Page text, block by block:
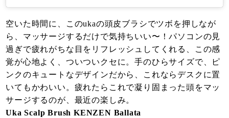
空いた時間に、このukaの頭皮ブラシでツボを押しなが
ら、マッサージするだけで気持ちいい〜！パソコンの見
過ぎで疲れがちな目をリフレッシュしてくれる、この感
覚が心地よく、ついついクセに。手のひらサイズで、ピ
ンクのキュートなデザインだから、これならデスクに置
いてもかわいい。疲れたらこれで凝り固まった頭をマッ
サージするのが、最近の楽しみ。
Uka Scalp Brush KENZEN Ballata